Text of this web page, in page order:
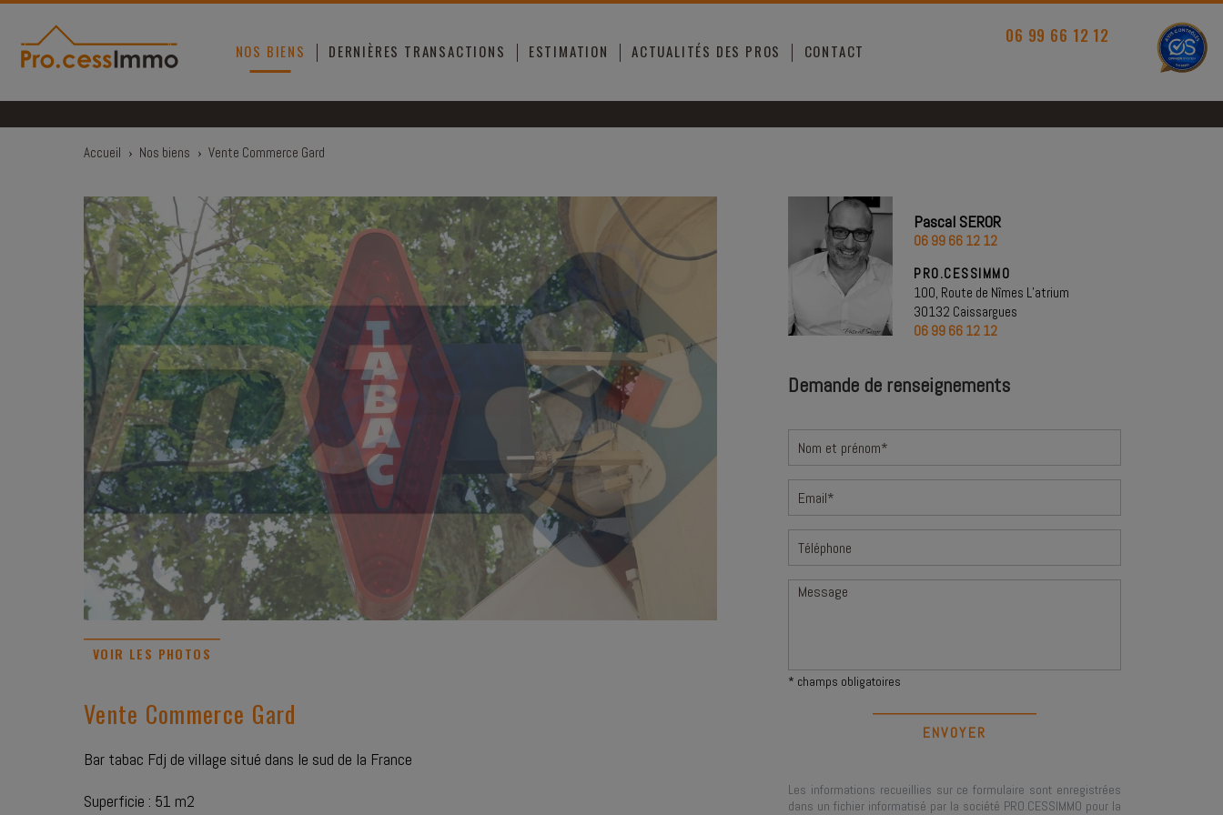
NOS BIENS DERNIÈRES TRANSACTIONS ESTIMATION ACTUALITÉS DES PROS CONTACT
06 99 66 12 12
Accueil › Nos biens › Vente Commerce Gard
VOIR LES PHOTOS
Vente Commerce Gard
Bar tabac Fdj de village situé dans le sud de la France
Superficie : 51 m2
Pascal SEROR
06 99 66 12 12
PRO.CESSIMMO
100, Route de Nîmes L’atrium
30132 Caissargues
06 99 66 12 12
Demande de renseignements
* champs obligatoires
Les informations recueillies sur ce formulaire sont enregistrées
dans un fichier informatisé par la société PRO.CESSIMMO pour la
Panneau de gestion des cookies